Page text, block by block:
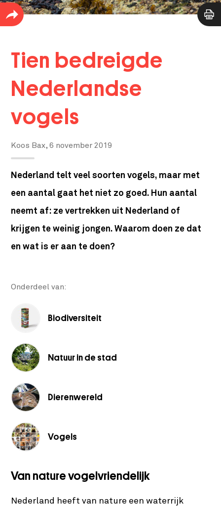
Tien bedreigde
Nederlandse
vogels
Koos Bax,6 november 2019
Nederland telt veel soorten vogels, maar met
een aantal gaat het niet zo goed. Hun aantal
neemt af: ze vertrekken uit Nederland of
krijgen te weinig jongen. Waarom doen ze dat
en wat is er aan te doen?
Onderdeel van:
Biodiversiteit
Natuur in de stad
Dierenwereld
Vogels
Van nature vogelvriendelijk
Nederland heeft van nature een waterrijk